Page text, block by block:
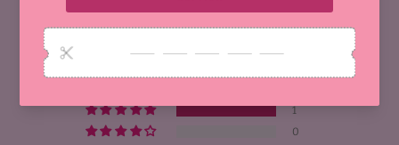
Customer Reviews
5.00 out of 5
1
0